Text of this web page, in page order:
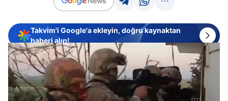
Takvim'i Google'a ekleyin, doğru kaynaktan
haberi alın!